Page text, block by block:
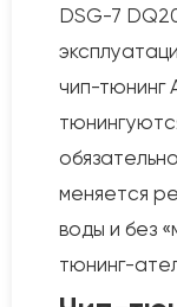
DSG-7
чип-тюнинг
меняется
воды и без
тюнинг-